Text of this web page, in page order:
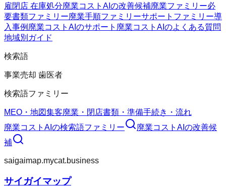
雇閉店 在庫処分廃業コストAIの改善候補廃業ファミリー必
要書類ファミリー廃業手順ファミリーサポートファミリー導
入事例 廃業コストAIのサポート 廃業コストAIのよくある質問
地域別ガイド
検索語
事業売却 歯医者
検索語ファミリー
MEO・地図集客廃業・閉店書類・準備手続き・流れ
廃業コストAI の検索語ファミリー 廃業コストAI の改善候
補
saigaimap.mycat.business
サイガイマップ